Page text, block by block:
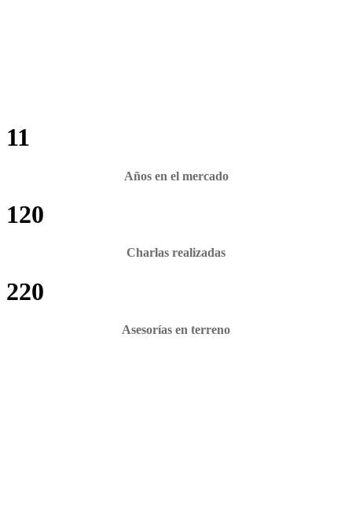
11
Años en el mercado
120
Charlas realizadas
220
Asesorías en terreno